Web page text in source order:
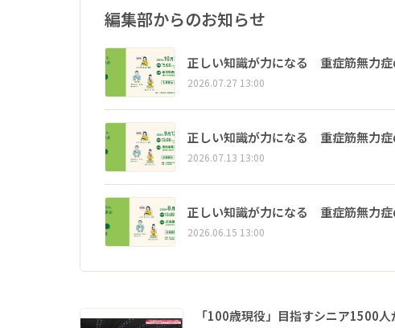
編集部からのお知らせ
正しい知識が力になる 重症筋無力
2026.07.27 13:00
正しい知識が力になる 重症筋無力
2026.07.13 13:00
正しい知識が力になる 重症筋無力
2026.06.15 13:00
「100歳現役」目指すシニア1500